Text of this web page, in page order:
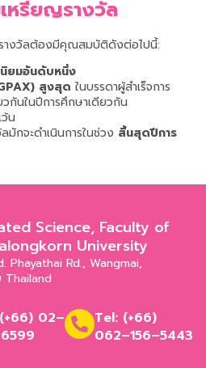
หรียญรางวัล
างวัลต้องมีคุณสมบัติดังต่อไปนี้:
ยมอันดับหนึ่ง
สูงสุด ในบรรดาผู้สำเร็จการ
กันในปีการศึกษาเดียวกัน
น
กจะดำเนินการในช่วง สิ้นสุดปีการ
Science, Faculty of
University
Phayathai Rd., Wangmai,
Thailand
02–
Tel: (+66)
062–156–5443